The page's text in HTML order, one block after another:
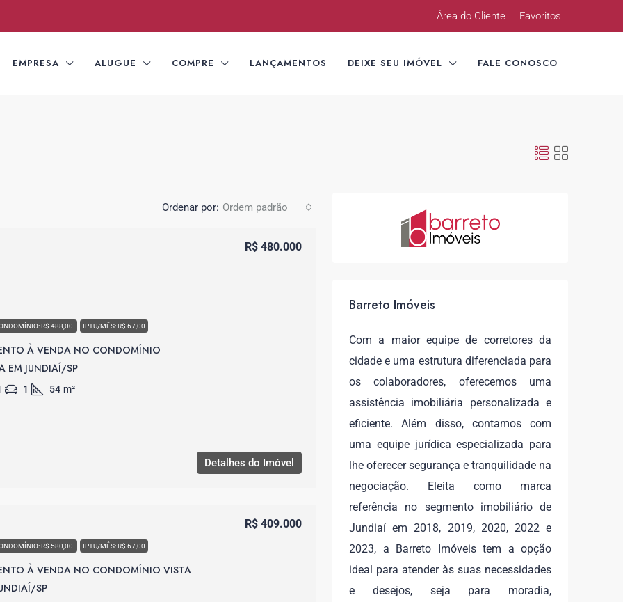
Área do Cliente Favoritos
EMPRESA ALUGUE COMPRE LANÇAMENTOS DEIXE SEU IMÓVEL FALE CONOSCO
Ordenar por: Ordem padrão
R$ 488,00 IPTU/MÊS: R$ 67,00
À VENDA NO CONDOMÍNIO
EM JUNDIAÍ/SP
R$ 480.000
1 54 m²
Detalhes do Imóvel
R$ 580,00 IPTU/MÊS: R$ 67,00
À VENDA NO CONDOMÍNIO VISTA
SP
R$ 409.000
Barreto Imóveis
Com a maior equipe de corretores da
cidade e uma estrutura diferenciada para
os colaboradores, oferecemos uma
assistência imobiliária personalizada e
eficiente. Além disso, contamos com
uma equipe jurídica especializada para
lhe oferecer segurança e tranquilidade na
negociação. Eleita como marca
referência no segmento imobiliário de
Jundiaí em 2018, 2019, 2020, 2022 e
2023, a Barreto Imóveis tem a opção
ideal para atender às suas necessidades
e desejos, seja para moradia,